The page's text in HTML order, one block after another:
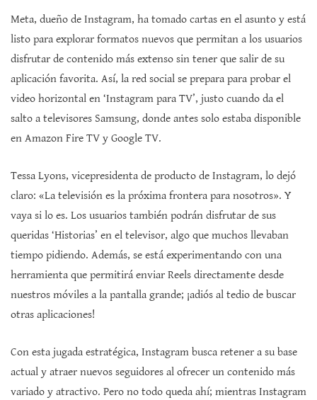
Meta, dueño de Instagram, ha tomado cartas en el asunto y está
listo para explorar formatos nuevos que permitan a los usuarios
disfrutar de contenido más extenso sin tener que salir de su
aplicación favorita. Así, la red social se prepara para probar el
video horizontal en ‘Instagram para TV’, justo cuando da el
salto a televisores Samsung, donde antes solo estaba disponible
en Amazon Fire TV y Google TV.
Tessa Lyons, vicepresidenta de producto de Instagram, lo dejó
claro: «La televisión es la próxima frontera para nosotros». Y
vaya si lo es. Los usuarios también podrán disfrutar de sus
queridas ‘Historias’ en el televisor, algo que muchos llevaban
tiempo pidiendo. Además, se está experimentando con una
herramienta que permitirá enviar Reels directamente desde
nuestros móviles a la pantalla grande; ¡adiós al tedio de buscar
otras aplicaciones!
Con esta jugada estratégica, Instagram busca retener a su base
actual y atraer nuevos seguidores al ofrecer un contenido más
variado y atractivo. Pero no todo queda ahí; mientras Instagram